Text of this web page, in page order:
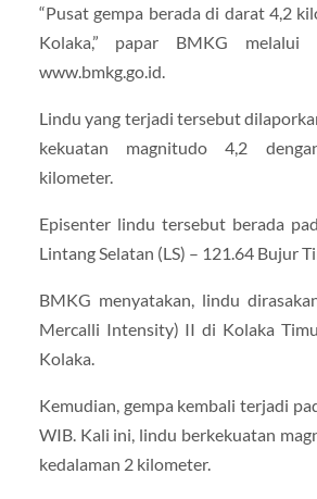
“Pusat gempa berada di darat 4,2
Kolaka,” papar BMKG melalui
www.bmkg.go.id.
Lindu yang terjadi tersebut
kekuatan magnitudo 4,2
kilometer.
Episenter lindu tersebut berada
Lintang Selatan (LS) – 121.64 Bujur
BMKG menyatakan, lindu
Mercalli Intensity) II di Kolaka
Kolaka.
Kemudian, gempa kembali terjadi
WIB. Kali ini, lindu berkekuatan
kedalaman 2 kilometer.